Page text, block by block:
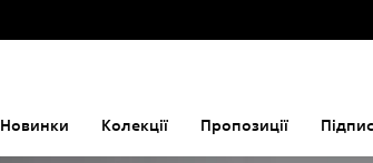
Новинки Колекції Пропозиції